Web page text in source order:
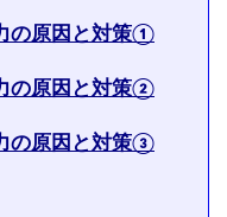
の原因と対策①
の原因と対策②
の原因と対策③